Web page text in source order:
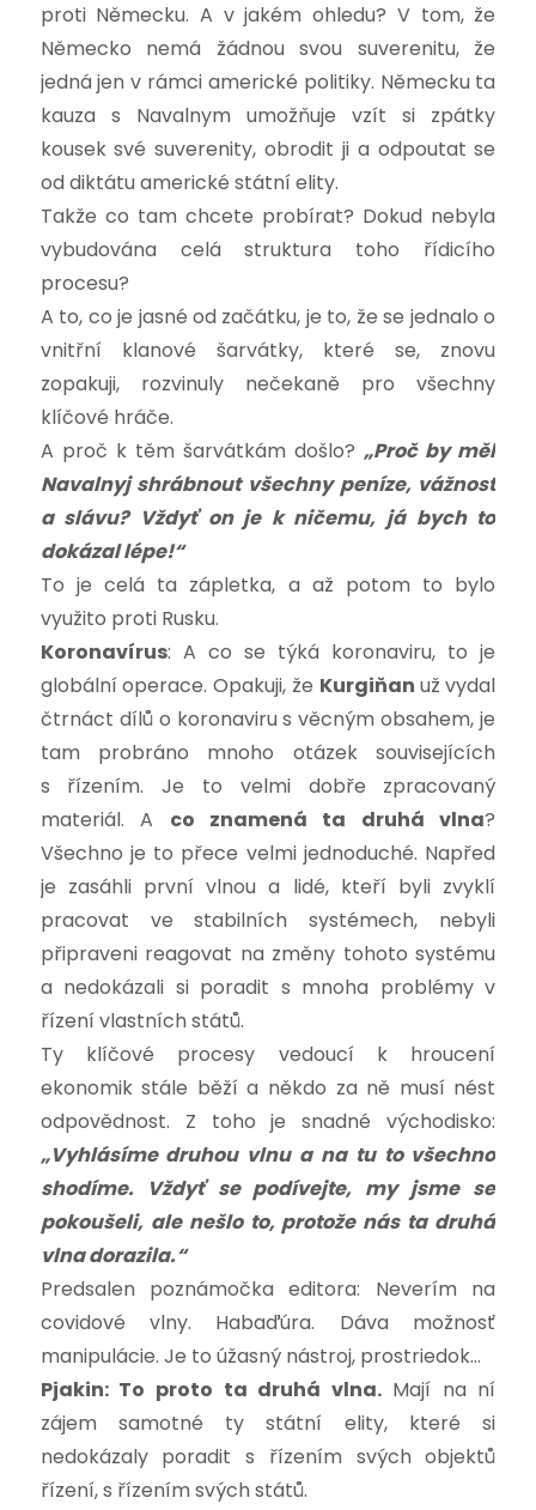
proti Německu. A v jakém ohledu? V tom, že
Německo nemá žádnou svou suverenitu, že
jedná jen v rámci americké politiky. Německu ta
kauza s Navalnym umožňuje vzít si zpátky
kousek své suverenity, obrodit ji a odpoutat se
od diktátu americké státní elity.
Takže co tam chcete probírat? Dokud nebyla
vybudována celá struktura toho řídicího
procesu?
A to, co je jasné od začátku, je to, že se jednalo o
vnitřní klanové šarvátky, které se, znovu
zopakuji, rozvinuly nečekaně pro všechny
klíčové hráče.
A proč k těm šarvátkám došlo?„Proč by měl
Navalnyj shrábnout všechny peníze, vážnost
a slávu? Vždyť on je k ničemu, já bych to
dokázal lépe!“
To je celá ta zápletka, a až potom to bylo
využito proti Rusku.
Koronavírus: A co se týká koronaviru, to je
globální operace. Opakuji, že Kurgiňan už vydal
čtrnáct dílů o koronaviru s věcným obsahem, je
tam probráno mnoho otázek souvisejících
s řízením. Je to velmi dobře zpracovaný
materiál. A co znamená ta druhá vlna?
Všechno je to přece velmi jednoduché. Napřed
je zasáhli první vlnou a lidé, kteří byli zvyklí
pracovat ve stabilních systémech, nebyli
připraveni reagovat na změny tohoto systému
a nedokázali si poradit s mnoha problémy v
řízení vlastních států.
Ty klíčové procesy vedoucí k hroucení
ekonomik stále běží a někdo za ně musí nést
odpovědnost. Z toho je snadné východisko:
„Vyhlásíme druhou vlnu a na tu to všechno
shodíme. Vždyť se podívejte, my jsme se
pokoušeli, ale nešlo to, protože nás ta druhá
vlna dorazila.“
Predsalen poznámočka editora: Neverím na
covidové vlny. Habaďúra. Dáva možnosť
manipulácie. Je to úžasný nástroj, prostriedok…
Pjakin: To proto ta druhá vlna. Mají na ní
zájem samotné ty státní elity, které si
nedokázaly poradit s řízením svých objektů
řízení, s řízením svých států.